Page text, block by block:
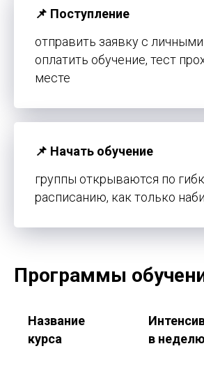
📌 Поступление
отправить заявку с
оплатить обучение, тест
месте
📌 Начать обучение
группы открываются по
расписанию, как только
Программы
Название
курса
в неделю
Хотите узнать больше
о курсах El Rincón de
о программах, поможем